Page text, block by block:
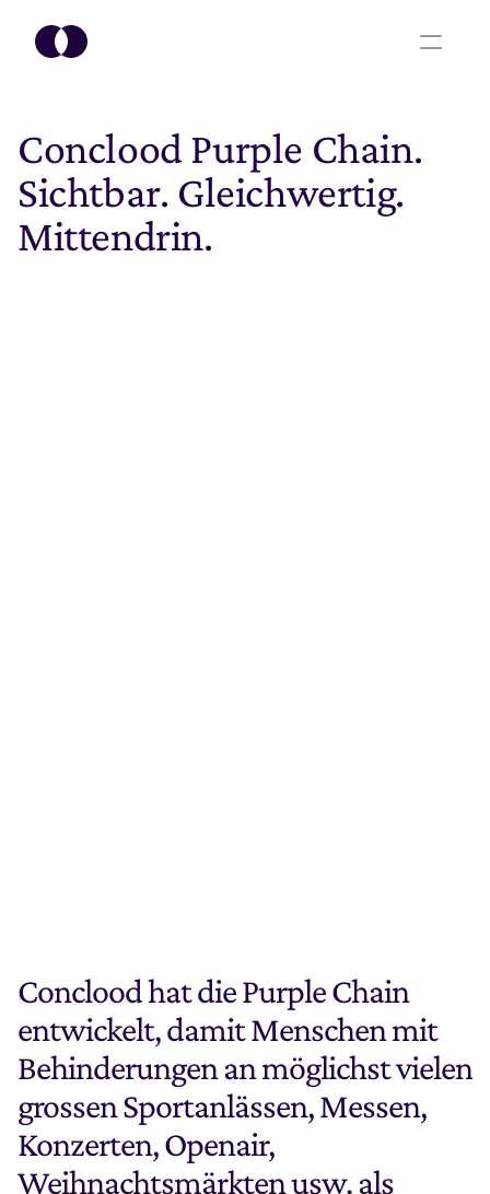
Conclood Purple Chain.
Sichtbar. Gleichwertig.
Mittendrin.
Conclood hat die Purple Chain
entwickelt, damit Menschen mit
Behinderungen an möglichst vielen
grossen Sportanlässen, Messen,
Konzerten, Openair,
Weihnachtsmärkten usw. als